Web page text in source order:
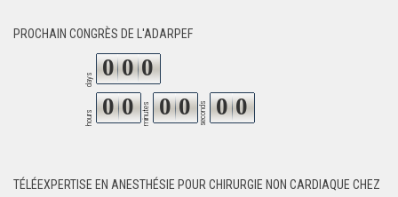
PROCHAIN CONGRÈS DE L'ADARPEF
days 0 0 0
hours 0 0 minutes 0 0 seconds 0 0
TÉLÉEXPERTISE EN ANESTHÉSIE POUR CHIRURGIE NON CARDIAQUE CHEZ